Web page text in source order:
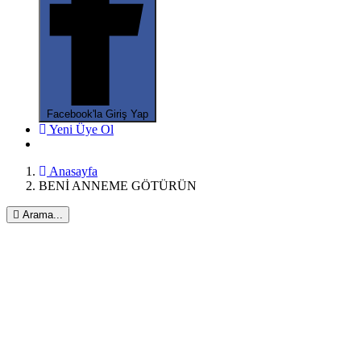
Facebook'la Giriş Yap
Yeni Üye Ol
Anasayfa
BENİ ANNEME GÖTÜRÜN
Arama...